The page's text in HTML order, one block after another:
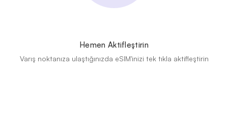
Hemen Aktifleştirin
Varış noktanıza ulaştığınızda eSIM'inizi tek tıkla aktifleştirin